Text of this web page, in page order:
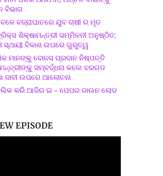
ବିଭାଗ
ବଜ୍ରାଘାତରେ ଯୁବ ଚାଷୀ ର ମୃତ
ଶିକ୍ଷାମନ୍ତ୍ରୀ ସମ୍ମିଳନୀ ଅନୁଷ୍ଠିତ;
ସ୍ଥାୟୀ ବିକାଶ ଉପରେ ଗୁରୁତ୍ୱ
ମାନଙ୍କୁ ବୋନସ ପ୍ରଦାନ ନିଷ୍ପତ୍ତି
ସମ୍ବର୍ଦ୍ଧନା କଲେ ବରଗଡ
ଦାବୀ ଉପରେ ଆଲୋଚନା
କରି ଆଜିର ଇ – ପେପର ଡାଉନ ଲୋଡ
EPISODE